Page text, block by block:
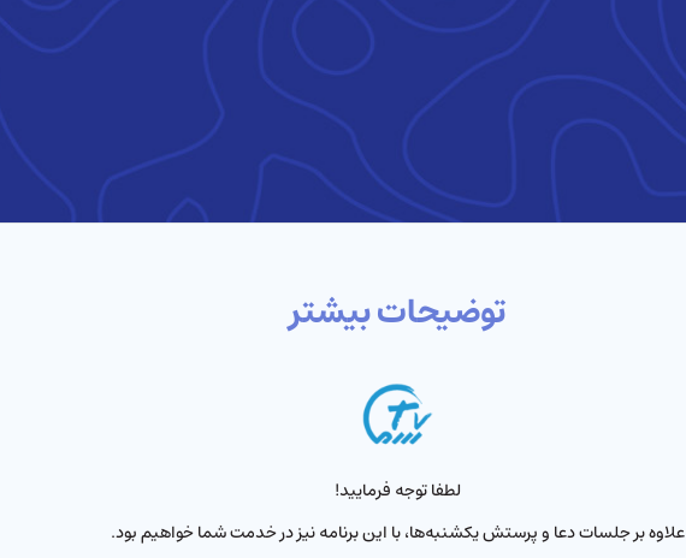
توضیحات بیشتر
لطفا توجه فرمایید!
علاوه بر جلسات دعا و پرستش یکشنبه‌ها، با این برنامه نیز در خدمت شما خواهیم بود.